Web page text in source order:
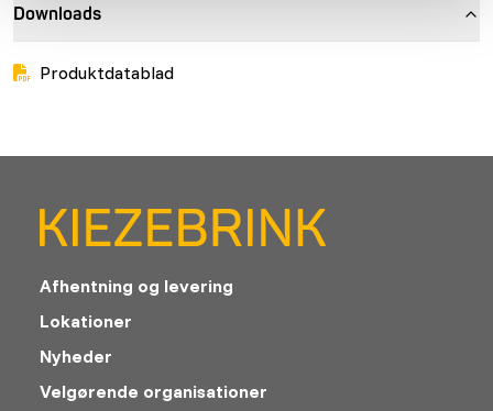
Downloads
Produktdatablad
Afhentning og levering
Lokationer
Nyheder
Velgørende organisationer